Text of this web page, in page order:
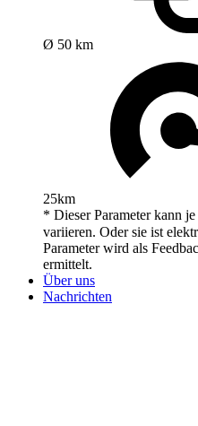
Ø 50 km
25km
* Dieser Parameter kann
variieren. Oder sie ist
Parameter wird als
ermittelt.
Über uns
Nachrichten